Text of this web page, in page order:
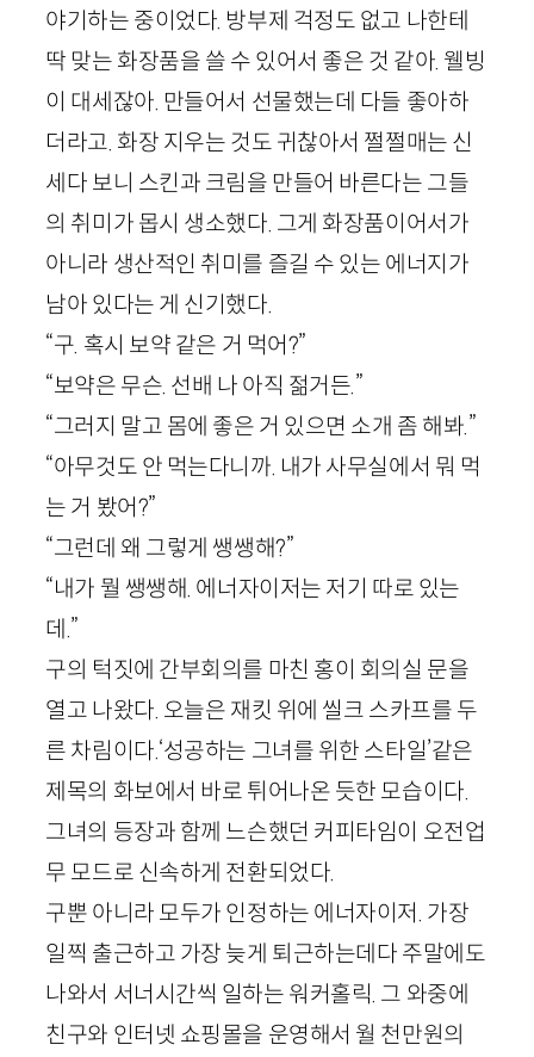
야기하는 중이었다. 방부제 걱정도 없고 나한테
딱 맞는 화장품을 쓸 수 있어서 좋은 것 같아. 웰빙
이 대세잖아. 만들어서 선물했는데 다들 좋아하
더라고. 화장 지우는 것도 귀찮아서 쩔쩔매는 신
세다 보니 스킨과 크림을 만들어 바른다는 그들
의 취미가 몹시 생소했다. 그게 화장품이어서가
아니라 생산적인 취미를 즐길 수 있는 에너지가
남아 있다는 게 신기했다.
“구. 혹시 보약 같은 거 먹어?”
“보약은 무슨. 선배 나 아직 젊거든.”
“그러지 말고 몸에 좋은 거 있으면 소개 좀 해봐.”
“아무것도 안 먹는다니까. 내가 사무실에서 뭐 먹
는 거 봤어?”
“그런데 왜 그렇게 쌩쌩해?”
“내가 뭘 쌩쌩해. 에너자이저는 저기 따로 있는
데.”
구의 턱짓에 간부회의를 마친 홍이 회의실 문을
열고 나왔다. 오늘은 재킷 위에 씰크 스카프를 두
른 차림이다.‘성공하는 그녀를 위한 스타일’같은
제목의 화보에서 바로 튀어나온 듯한 모습이다.
그녀의 등장과 함께 느슨했던 커피타임이 오전업
무 모드로 신속하게 전환되었다.
구뿐 아니라 모두가 인정하는 에너자이저. 가장
일찍 출근하고 가장 늦게 퇴근하는데다 주말에도
나와서 서너시간씩 일하는 워커홀릭. 그 와중에
친구와 인터넷 쇼핑몰을 운영해서 월 천만원의